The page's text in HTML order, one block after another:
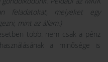
feladatokat, melyeket egy
mint az állam.)
több: nem csak a pénz
a minősége is